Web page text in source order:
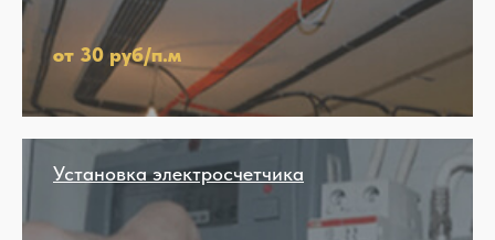
от 30 руб/п.м
Установка электросчетчика